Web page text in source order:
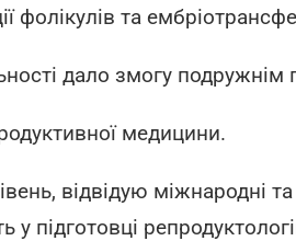
фолікулів та
дало змогу
медицини.
відвідую міжнародні
підготовці